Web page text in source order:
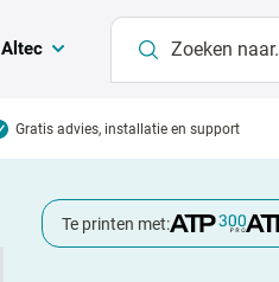
Altec
Gratis advies, installatie en support
Te printen met: